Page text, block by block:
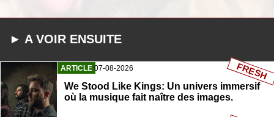
► A VOIR ENSUITE
ARTICLE 07-08-2026
We Stood Like Kings: Un univers immersif
où la musique fait naître des images.
FRESH